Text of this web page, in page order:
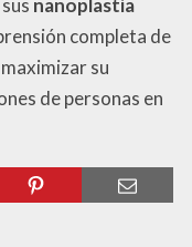
nanoplastia
completa de
su
de personas en